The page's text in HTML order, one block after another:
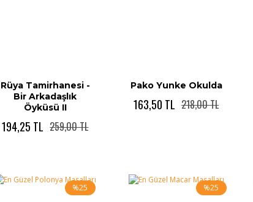
Rüya Tamirhanesi -
Bir Arkadaşlık
Öyküsü II
194,25 TL 259,00 TL
Pako Yunke Okulda
163,50 TL 218,00 TL
%25 %25